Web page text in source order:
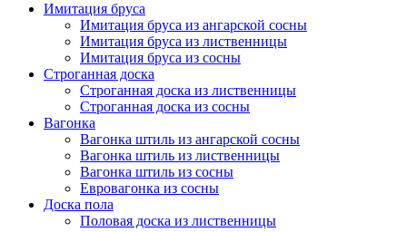
Имитация бруса
Имитация бруса из ангарской сосны
Имитация бруса из лиственницы
Имитация бруса из сосны
Строганная доска
Строганная доска из лиственницы
Строганная доска из сосны
Вагонка
Вагонка штиль из ангарской сосны
Вагонка штиль из лиственницы
Вагонка штиль из сосны
Евровагонка из сосны
Доска пола
Половая доска из лиственницы